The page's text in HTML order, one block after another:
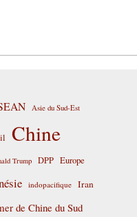
Asie du Sud-Est
Chine
Trump DPP Europe
indopacifique Iran
de Chine du Sud